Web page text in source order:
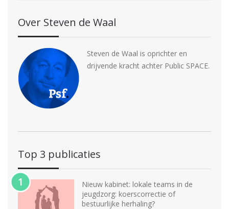
Over Steven de Waal
Steven de Waal is oprichter en
drijvende kracht achter Public SPACE.
Top 3 publicaties
Nieuw kabinet: lokale teams in de
jeugdzorg: koerscorrectie of
bestuurlijke herhaling?